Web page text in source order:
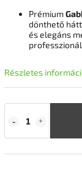
Prémium
dönthető
és elegáns
Részletes